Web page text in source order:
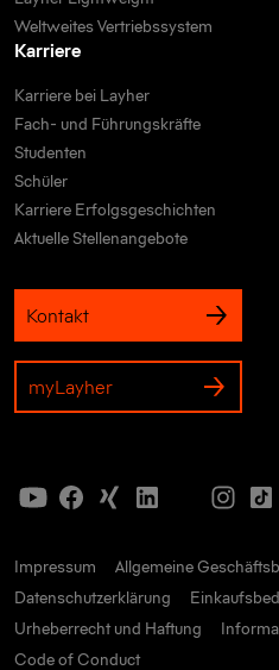
Weltweites Vertriebssystem
Karriere
Karriere bei Layher
Fach- und Führungskräfte
Studenten
Schüler
Karriere Erfolgsgeschichten
Aktuelle Stellenangebote
Kontakt
myLayher
Impressum
Allgemeine
Datenschutzerklärung
Urheberrecht und Haftung
Code of Conduct